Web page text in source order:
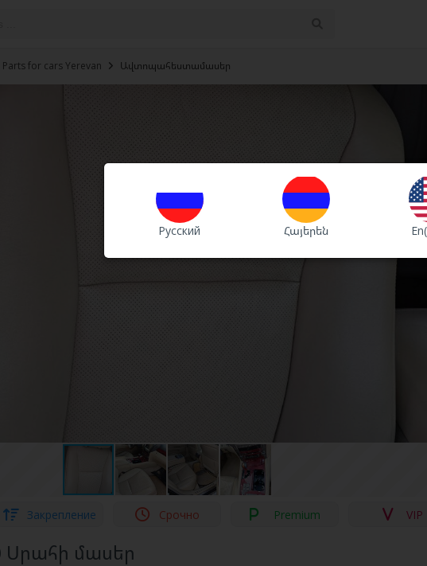
Русский Հայերեն
Parts for cars Yerevan Ավտոպահեստամասեր
Закрепление Срочно Premium VIP
Սրահի մասեր